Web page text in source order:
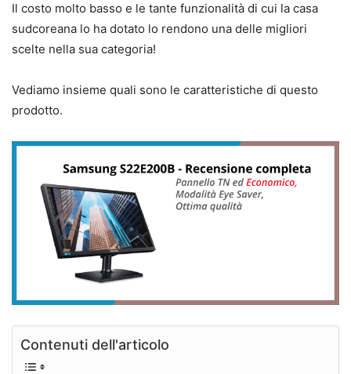
Il costo molto basso e le tante funzionalità di cui la casa
sudcoreana lo ha dotato lo rendono una delle migliori
scelte nella sua categoria!
Vediamo insieme quali sono le caratteristiche di questo
prodotto.
Contenuti dell'articolo